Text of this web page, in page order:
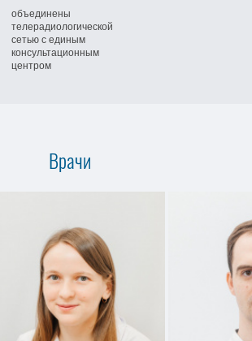
объединены
телерадиологической
сетью с единым
консультационным
центром
Врачи